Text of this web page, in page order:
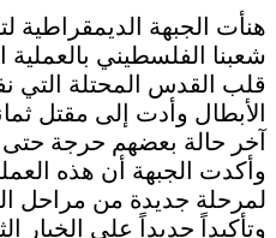
هنأت الجبهة الديمقراطية
شعبنا الفلسطيني بالعملية
قلب القدس المحتلة التي
الأبطال وأدت إلى مقتل
آخر حالة بعضهم حرجة حتى
وأكدت الجبهة أن هذه
لمرحلة جديدة من مراحل
وتأكيداً جديداً على الخيار